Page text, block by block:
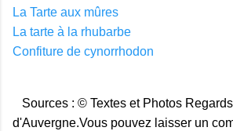
La Tarte aux mûres
La tarte à la rhubarbe
Confiture de cynorrhodon
Sources : © Textes et Photos
d'Auvergne.Vous pouvez laisser un